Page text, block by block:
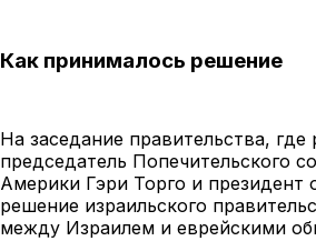
Как принималось решение
На заседание правительства,
председатель Попечительского
Америки Гэри Торго и
решение израильского
между Израилем и еврейскими